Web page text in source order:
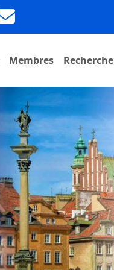
Membres Recherche